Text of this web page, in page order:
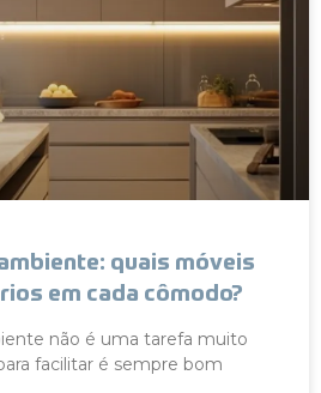
quais móveis
em cada cômodo?
não é uma tarefa muito
facilitar é sempre bom